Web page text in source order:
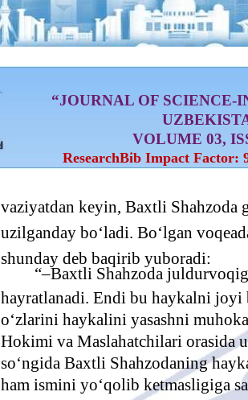
“JOURNAL OF SCIENCE-
VOLUME 03,
ResearchBib Impact Factor:
vaziyatdan keyin, Baxtli Shahzoda
uzilganday bo‘ladi. Bo‘lgan
shunday deb baqirib yuboradi:
“–Baxtli Shahzoda
hayratlanadi. Endi bu haykalni joyi
o‘zlarini haykalini yasashni
Hokimi va Maslahatchilari orasida
so‘ngida Baxtli Shahzodaning
ham ismini yo‘qolib ketmasligiga